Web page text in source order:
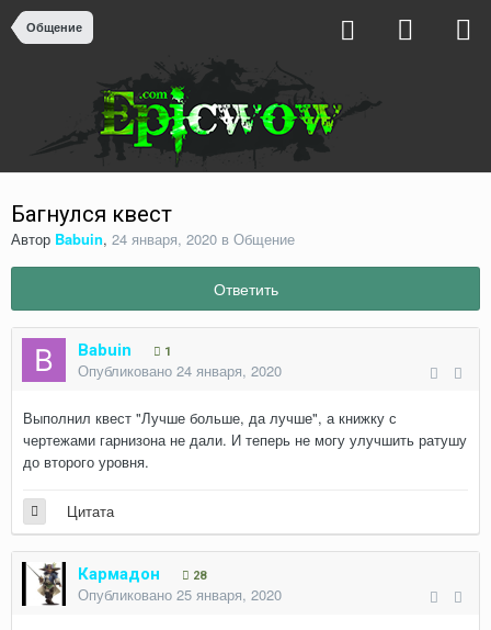
Общение
Багнулся квест
Автор Babuin, 24 января, 2020 в Общение
Ответить
Babuin 1
Опубликовано 24 января, 2020
Выполнил квест "Лучше больше, да лучше", а книжку с
чертежами гарнизона не дали. И теперь не могу улучшить ратушу
до второго уровня.
Цитата
Кармадон 28
Опубликовано 25 января, 2020